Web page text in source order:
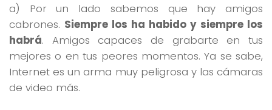
a) Por un lado sabemos que hay amigos
cabrones. Siempre los ha habido y siempre los
habrá. Amigos capaces de grabarte en tus
mejores o en tus peores momentos. Ya se sabe,
Internet es un arma muy peligrosa y las cámaras
de video más.